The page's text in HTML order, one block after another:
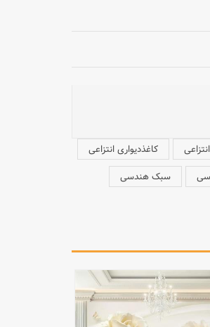
انتزاعی
کاغذدیواری انتزاعی
سبک هندسی